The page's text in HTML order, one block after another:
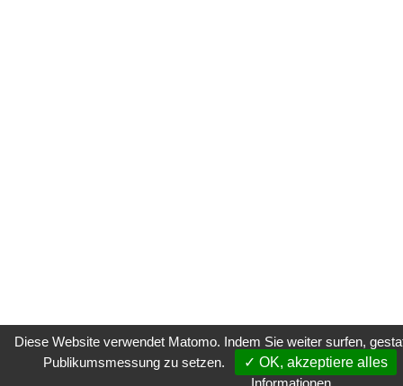
Diese Website verwendet Matomo. Indem Sie weiter surfen,
Publikumsmessung zu setzen.
✓ OK, akzeptiere alles
Informationen